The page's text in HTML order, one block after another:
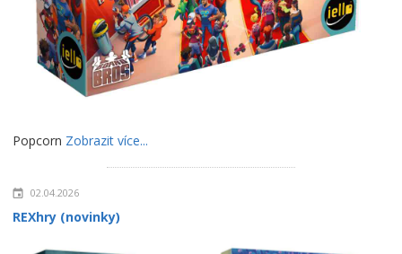
Popcorn Zobrazit více...
02.04.2026
REXhry (novinky)